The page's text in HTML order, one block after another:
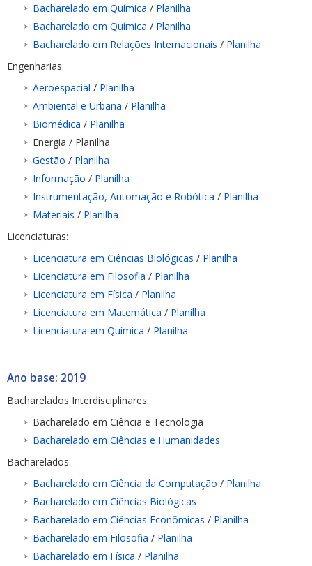
Bacharelado em Química / Planilha
Bacharelado em Química / Planilha
Bacharelado em Relações Internacionais / Planilha
Engenharias:
Aeroespacial / Planilha
Ambiental e Urbana / Planilha
Biomédica / Planilha
Energia / Planilha
Gestão / Planilha
Informação / Planilha
Instrumentação, Automação e Robótica / Planilha
Materiais / Planilha
Licenciaturas:
Licenciatura em Ciências Biológicas / Planilha
Licenciatura em Filosofia / Planilha
Licenciatura em Física / Planilha
Licenciatura em Matemática / Planilha
Licenciatura em Química / Planilha
Ano base: 2019
Bacharelados Interdisciplinares:
Bacharelado em Ciência e Tecnologia
Bacharelado em Ciências e Humanidades
Bacharelados:
Bacharelado em Ciência da Computação / Planilha
Bacharelado em Ciências Biológicas
Bacharelado em Ciências Econômicas / Planilha
Bacharelado em Filosofia / Planilha
Bacharelado em Física / Planilha